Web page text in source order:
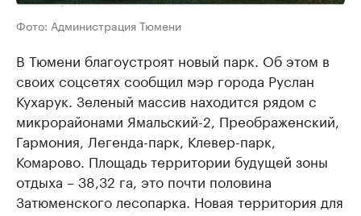
Фото: Администрация Тюмени
В Тюмени благоустроят новый парк. Об этом в
своих соцсетях сообщил мэр города Руслан
Кухарук. Зеленый массив находится рядом с
микрорайонами Ямальский-2, Преображенский,
Гармония, Легенда-парк, Клевер-парк,
Комарово. Площадь территории будущей зоны
отдыха – 38,32 га, это почти половина
Затюменского лесопарка. Новая территория для